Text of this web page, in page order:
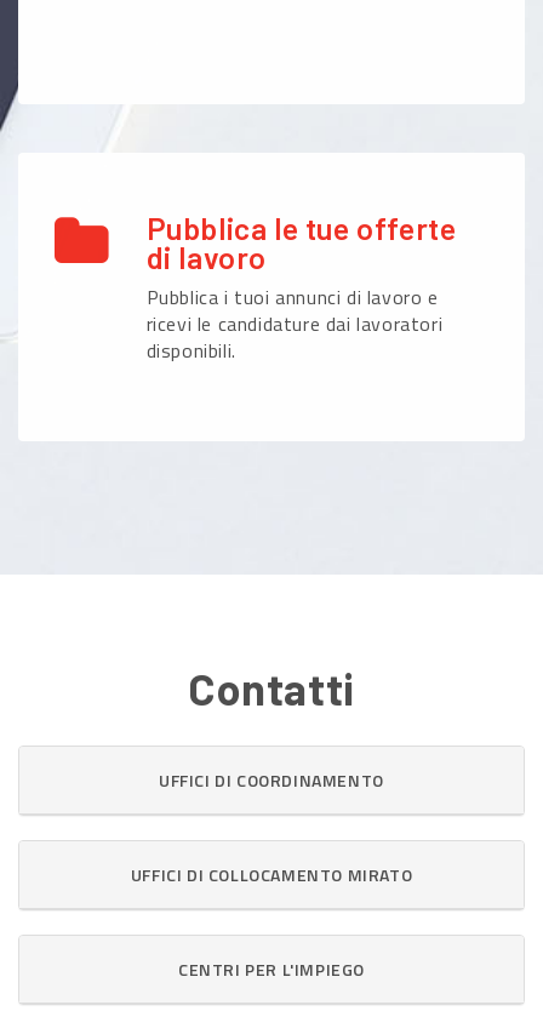
Pubblica le tue offerte
di lavoro
Pubblica i tuoi annunci di lavoro e
ricevi le candidature dai lavoratori
disponibili.
Contatti
UFFICI DI COORDINAMENTO
UFFICI DI COLLOCAMENTO MIRATO
CENTRI PER L'IMPIEGO